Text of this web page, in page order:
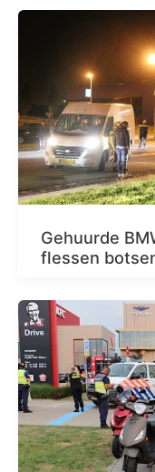
Gehuurde
flessen